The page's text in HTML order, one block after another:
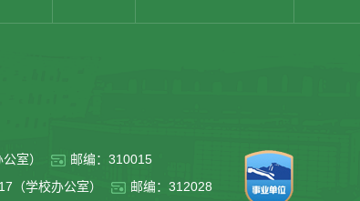
室）
邮编：310015
（学校办公室） 邮编：312028